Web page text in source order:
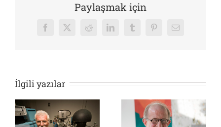
Paylaşmak için
Facebook
X Reddit LinkedInTumblrPinterest
E-
İlgili yazılar